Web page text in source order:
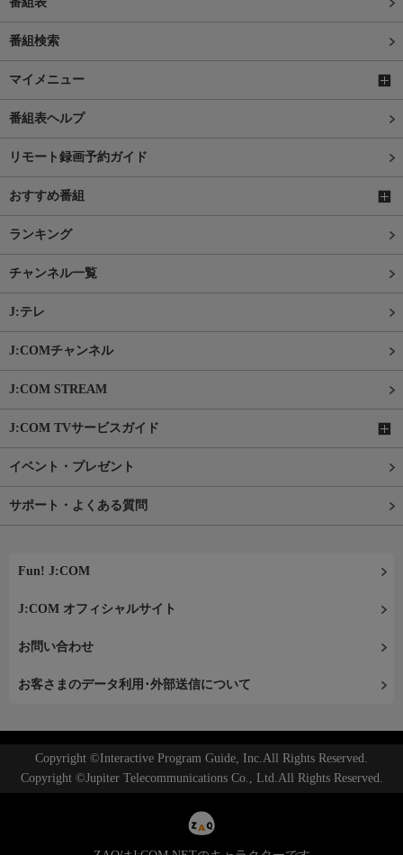
番組検索
マイメニュー
番組表ヘルプ
リモート録画予約ガイド
おすすめ番組
ランキング
チャンネル一覧
J:テレ
J:COMチャンネル
J:COM STREAM
J:COM TVサービスガイド
イベント・プレゼント
サポート・よくある質問
Fun! J:COM
J:COM オフィシャルサイト
お問い合わせ
お客さまのデータ利用･外部送信について
Copyright ©Interactive Program Guide, Inc.All Rights Reserved.
Copyright ©Jupiter Telecommunications Co., Ltd.All Rights Reserved.